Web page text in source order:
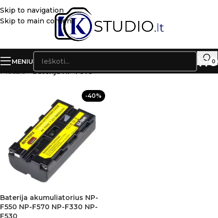
Skip to navigation
Skip to main content
MENIU 0
Pradžia»baterija NP-F975
-40%
Baterija akumuliatorius NP-
F550 NP-F570 NP-F330 NP-
F530